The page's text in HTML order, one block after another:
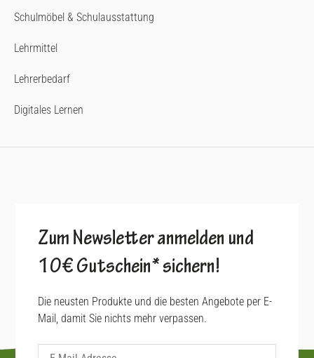
Schulmöbel & Schulausstattung
Lehrmittel
Lehrerbedarf
Digitales Lernen
Zum Newsletter anmelden und
10€ Gutschein* sichern!
Die neusten Produkte und die besten Angebote per E-
Mail, damit Sie nichts mehr verpassen.